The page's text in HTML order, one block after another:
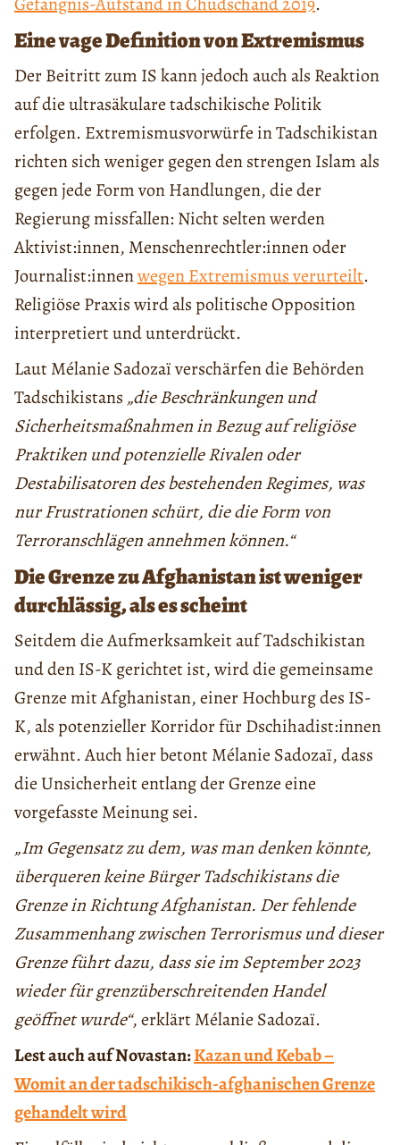
Eine vage Definition von Extremismus
Der Beitritt zum IS kann jedoch auch als Reaktion
auf die ultrasäkulare tadschikische Politik
erfolgen. Extremismusvorwürfe in Tadschikistan
richten sich weniger gegen den strengen Islam als
gegen jede Form von Handlungen, die der
Regierung missfallen: Nicht selten werden
Aktivist:innen, Menschenrechtler:innen oder
Journalist:innenwegen Extremismus verurteilt.
Religiöse Praxis wird als politische Opposition
interpretiert und unterdrückt.
Laut Mélanie Sadozaï verschärfen die Behörden
Tadschikistans „die Beschränkungen und
Sicherheitsmaßnahmen in Bezug auf religiöse
Praktiken und potenzielle Rivalen oder
Destabilisatoren des bestehenden Regimes, was
nur Frustrationen schürt, die die Form von
Terroranschlägen annehmen können.“
Die Grenze zu Afghanistan ist weniger
durchlässig, als es scheint
Seitdem die Aufmerksamkeit auf Tadschikistan
und den IS-K gerichtet ist, wird die gemeinsame
Grenze mit Afghanistan, einer Hochburg des IS-
K, als potenzieller Korridor für Dschihadist:innen
erwähnt. Auch hier betont Mélanie Sadozaï, dass
die Unsicherheit entlang der Grenze eine
vorgefasste Meinung sei.
„Im Gegensatz zu dem, was man denken könnte,
überqueren keine Bürger Tadschikistans die
Grenze in Richtung Afghanistan. Der fehlende
Zusammenhang zwischen Terrorismus und dieser
Grenze führt dazu, dass sie im September 2023
wieder für grenzüberschreitenden Handel
geöffnet wurde“, erklärt Mélanie Sadozaï.
Lest auch auf Novastan:Kazan und Kebab –
Womit an der tadschikisch-afghanischen Grenze
gehandelt wird